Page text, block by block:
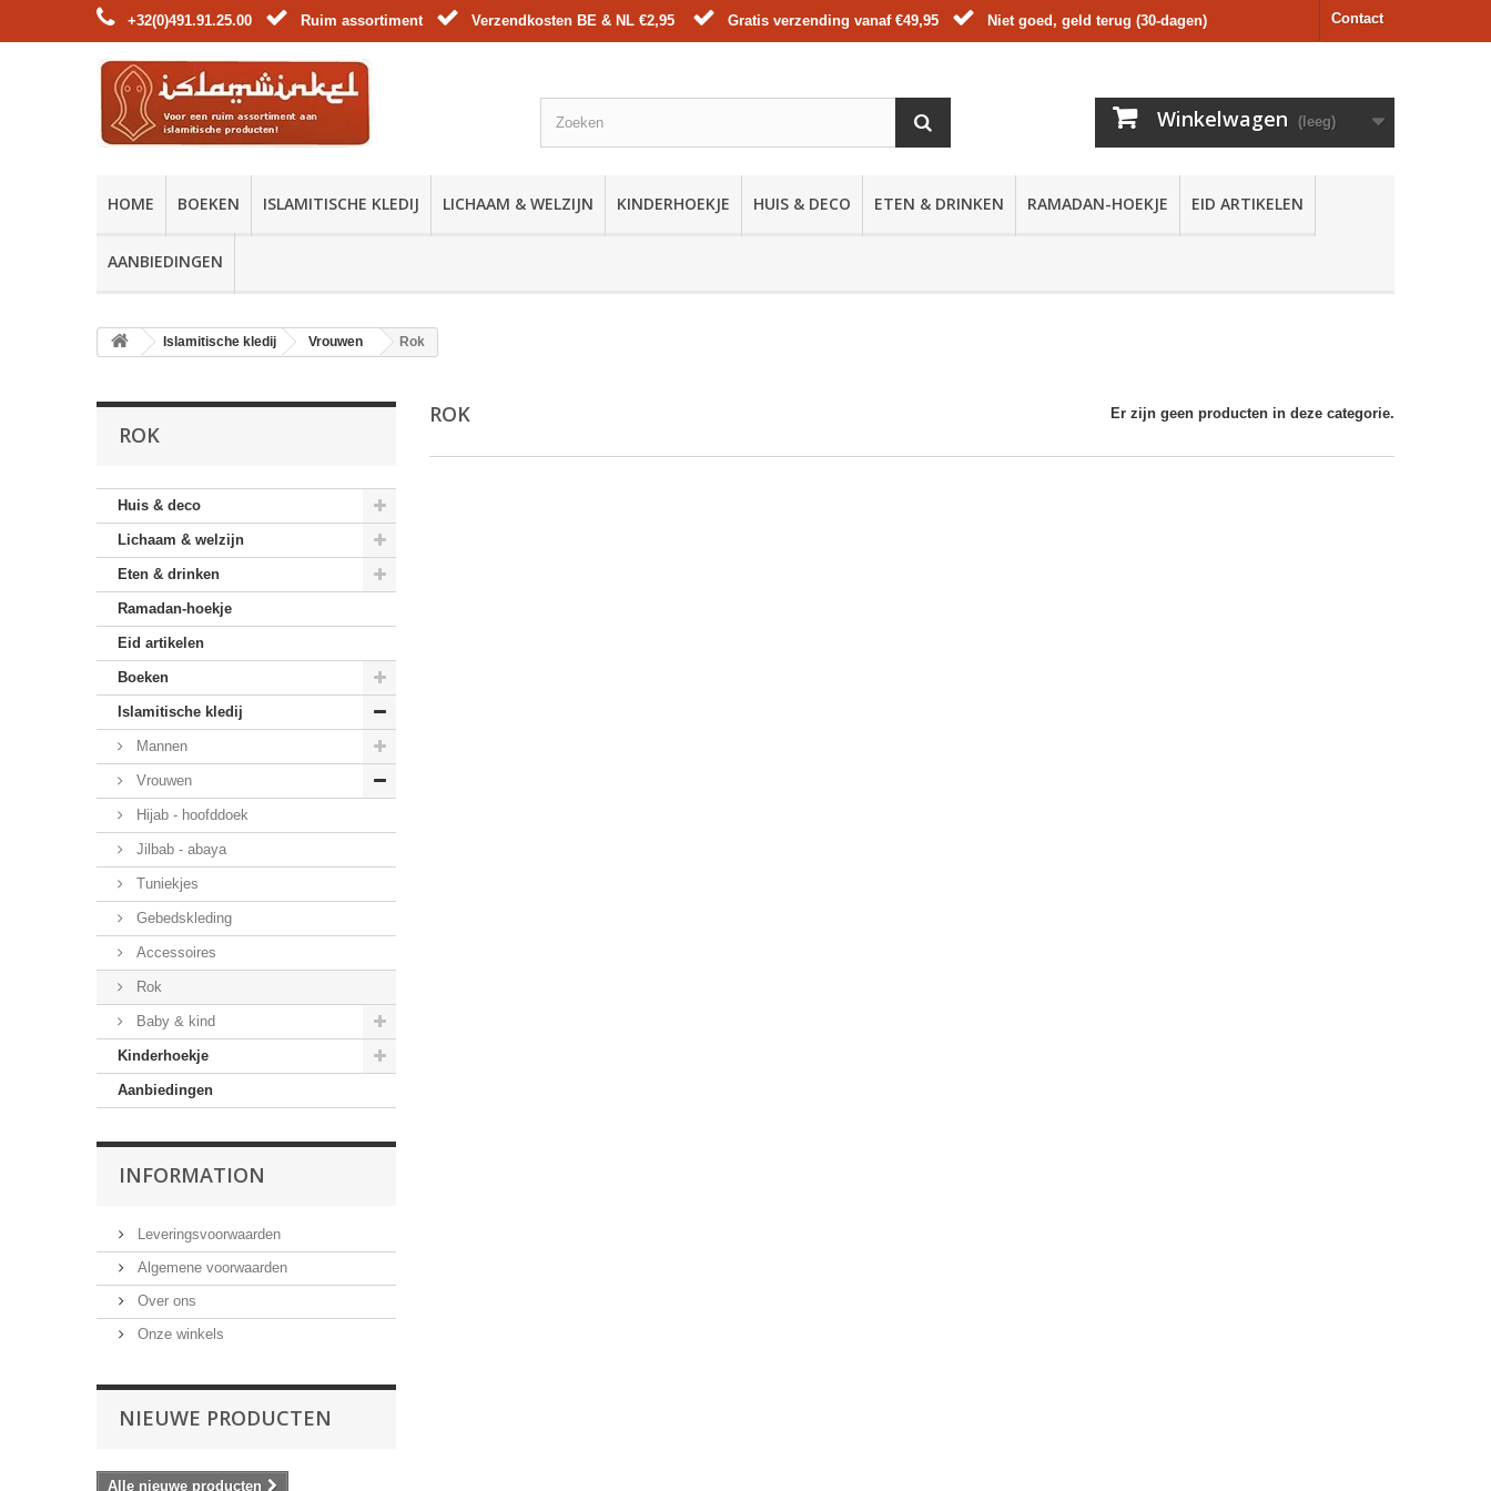
Contact
+32(0)491.91.25.00 Ruim assortiment Verzendkosten BE & NL €2,95 Gratis verzending vanaf €49,95 Niet goed, geld terug (30-dagen)
Winkelwagen (leeg)
HOME BOEKEN ISLAMITISCHE KLEDIJ LICHAAM & WELZIJN KINDERHOEKJE HUIS & DECO ETEN & DRINKEN RAMADAN-HOEKJE EID ARTIKELEN
AANBIEDINGEN
Islamitische kledij Vrouwen Rok
ROK
Huis & deco
Lichaam & welzijn
Eten & drinken
Ramadan-hoekje
Eid artikelen
Boeken
Islamitische kledij
Mannen
Vrouwen
Hijab - hoofddoek
Jilbab - abaya
Tuniekjes
Gebedskleding
Accessoires
Rok
Baby & kind
Kinderhoekje
Aanbiedingen
INFORMATION
Leveringsvoorwaarden
Algemene voorwaarden
Over ons
Onze winkels
NIEUWE PRODUCTEN
Alle nieuwe producten
ROK Er zijn geen producten in deze categorie.